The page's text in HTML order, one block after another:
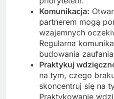
Komunikacja:
partnerem mogą
wzajemnych
Regularna
budowania
Praktykuj
na tym, czego
skoncentruj się na
Praktykowanie